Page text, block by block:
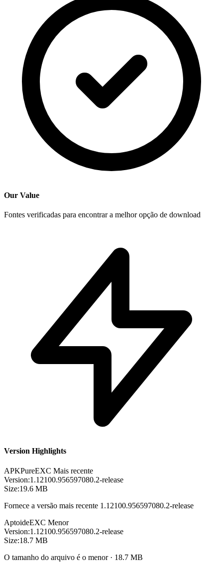
Our Value
Fontes verificadas para encontrar a melhor opção de download
Version Highlights
APKPureEXC Mais recente
Version:1.12100.956597080.2-release
Size:19.6 MB
Fornece a versão mais recente 1.12100.956597080.2-release
AptoideEXC Menor
Version:1.12100.956597080.2-release
Size:18.7 MB
O tamanho do arquivo é o menor · 18.7 MB